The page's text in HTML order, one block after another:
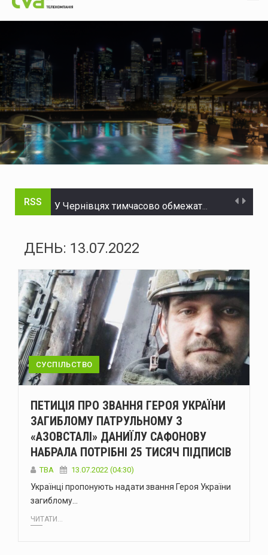
RSS
Україна пройшла рекордну серпневу спеку без відключень – Шмигаль
ЄС надав Україні додаткові €30 млн на відновлення енергетики
Історія Виженки: від літописних згадок 1158 року до сучасного туризму
Зеленський: Україна має домовленість зі США про щомісячне постачання ракет для Patriot
Стрільця, який поранив двох поліцейських на Буковині, взято під варту
На двох вулицях Чернівців тимчасово відсутнє водопостачання
ДЕНЬ: 13.07.2022
СУСПІЛЬСТВО
ПЕТИЦІЯ ПРО ЗВАННЯ ГЕРОЯ УКРАЇНИ
ЗАГИБЛОМУ ПАТРУЛЬНОМУ З
«АЗОВСТАЛІ» ДАНИЇЛУ САФОНОВУ
НАБРАЛА ПОТРІБНІ 25 ТИСЯЧ ПІДПИСІВ
ТВА 13.07.2022 (04:30)
Українці пропонують надати звання Героя України
загиблому…
ЧИТАТИ...